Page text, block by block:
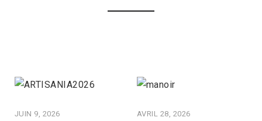
JUIN 9, 2026 AVRIL 28, 2026